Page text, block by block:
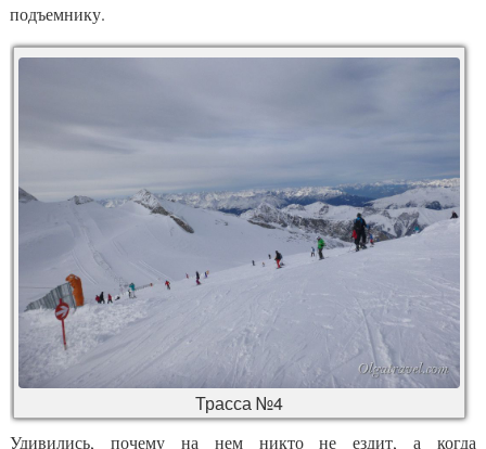
подъемнику.
Трасса №4
Удивились, почему на нем никто не ездит, а когда